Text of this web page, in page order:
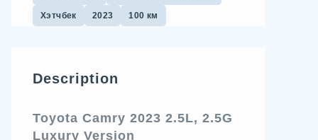
Хэтчбек 2023 100 км
Description
Toyota Camry 2023 2.5L, 2.5G
Luxury Version